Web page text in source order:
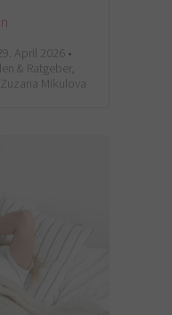
April 2026 •
& Ratgeber,
Zuzana Mikulova